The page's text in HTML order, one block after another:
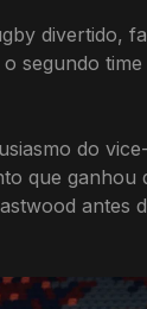
divertido,
segundo
do
que ganhou
antes